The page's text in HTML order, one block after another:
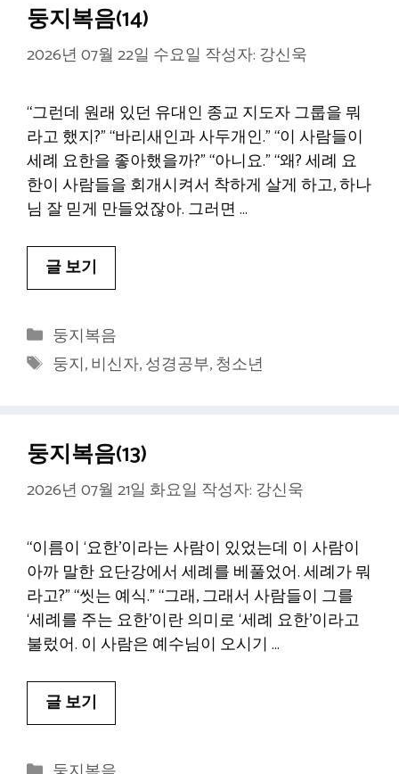
둥지복음(14)
2026년 07월 22일 수요일 작성자: 강신욱
“그런데 원래 있던 유대인 종교 지도자 그룹을 뭐
라고 했지?” “바리새인과 사두개인.” “이 사람들이
세례 요한을 좋아했을까?” “아니요.” “왜? 세례 요
한이 사람들을 회개시켜서 착하게 살게 하고, 하나
님 잘 믿게 만들었잖아. 그러면 …
글 보기
카
테
고
둥지복음
태
둥지,비신자,성경공부,청소년
둥지복음(13)
2026년 07월 21일 화요일 작성자: 강신욱
“이름이 ‘요한’이라는 사람이 있었는데 이 사람이
아까 말한 요단강에서 세례를 베풀었어. 세례가 뭐
라고?” “씻는 예식.” “그래, 그래서 사람들이 그를
‘세례를 주는 요한’이란 의미로 ‘세례 요한’이라고
불렀어. 이 사람은 예수님이 오시기 …
글 보기
카